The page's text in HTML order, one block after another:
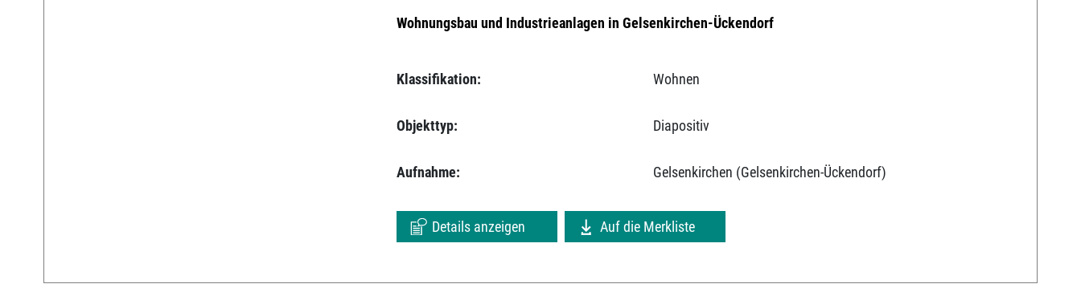
Wohnungsbau und Industrieanlagen in Gelsenkirchen-Ückendorf
Klassifikation: Wohnen
Objekttyp: Diapositiv
Aufnahme: Gelsenkirchen (Gelsenkirchen-Ückendorf)
Details anzeigen Auf die Merkliste